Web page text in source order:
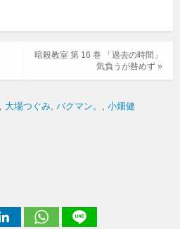
暗殺教室 第 16 巻 「過去の時間」
気負うが咎めず »
大場つぐみ バクマン。 小畑健